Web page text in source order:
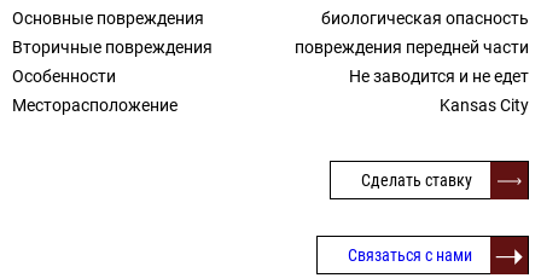
Основные повреждения
биологическая опасность
Вторичные повреждения
повреждения передней части
Особенности
Не заводится и не едет
Месторасположение
Kansas City
Сделать ставку
Связаться с нами